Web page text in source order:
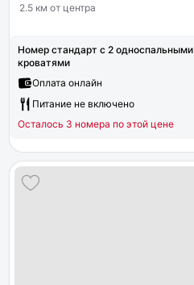
2.5 км от центра
Номер стандарт с 2 односпальными
кроватями
Оплата онлайн
Питание не включено
Осталось 3 номера по этой цене